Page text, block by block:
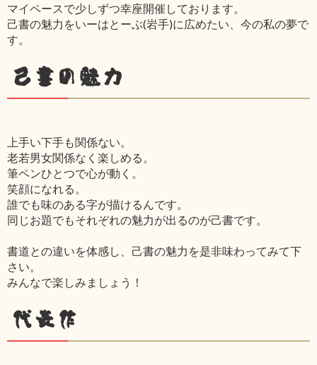
マイペースで少しずつ幸座開催しております。
己書の魅力をいーはとーぶ(岩手)に広めたい、今の私の夢で
す。
己書の魅力
上手い下手も関係ない。
老若男女関係なく楽しめる。
筆ペンひとつで心が動く。
笑顔になれる。
誰でも味のある字が描けるんです。
同じお題でもそれぞれの魅力が出るのが己書です。
書道との違いを体感し、己書の魅力を是非味わってみて下
さい。
みんなで楽しみましょう！
代表作